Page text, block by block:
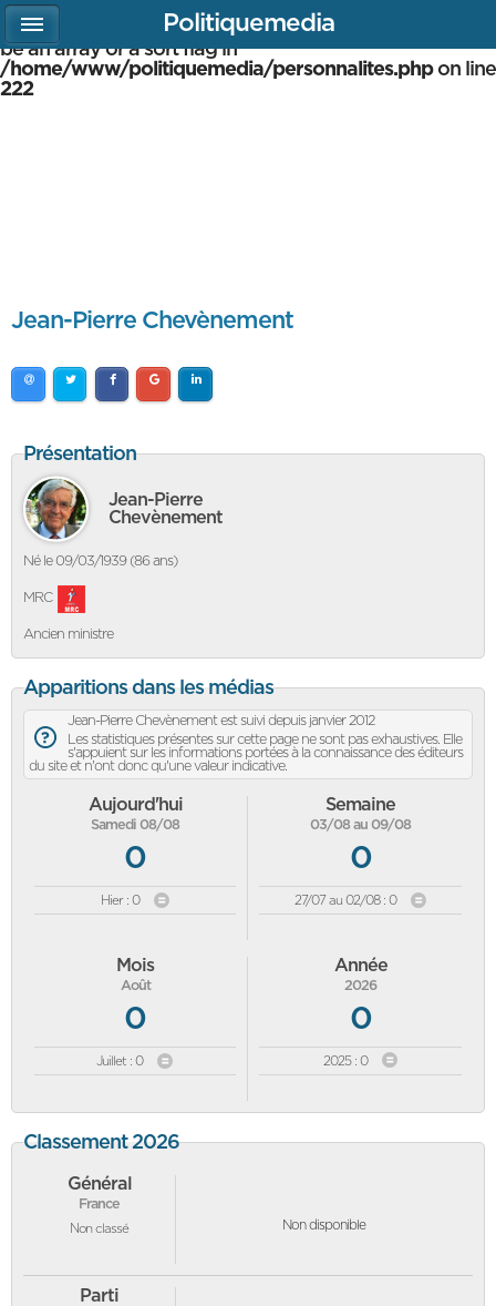
Warning
: array_multisort(): Argument #1 is expected to
be an array or a sort flag in
/home/www/politiquemedia/personnalites.phpon line
222
Jean-Pierre Chevènement
Présentation
Jean-Pierre
Chevènement
Né le 09/03/1939 (86 ans)
MRC
Ancien ministre
Apparitions dans les médias
Jean-Pierre Chevènement est suivi depuis janvier 2012
Les statistiques présentes sur cette page ne sont pas exhaustives. Elle
s'appuient sur les informations portées à la connaissance des éditeurs
du site et n'ont donc qu'une valeur indicative.
Aujourd'hui
Samedi 08/08
0
Hier : 0
Semaine
03/08 au 09/08
0
27/07 au 02/08 : 0
Mois
Août
0
Juillet : 0
Année
2026
0
2025 : 0
Classement 2026
Général
France
Non classé Non disponible
Parti
Politiquemedia